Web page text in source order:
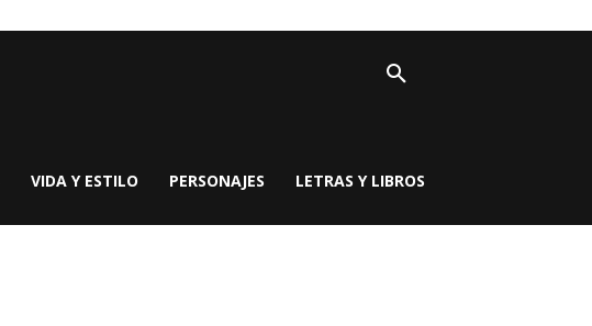
VIDA Y ESTILO PERSONAJES LETRAS Y LIBROS